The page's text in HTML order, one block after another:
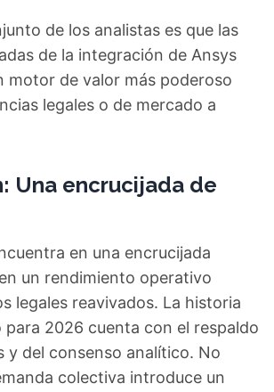
de los analistas es que las
de la integración de Ansys
motor de valor más poderoso
legales o de mercado a
Una encrucijada de
en una encrucijada
un rendimiento operativo
legales reavivados. La historia
para 2026 cuenta con el respaldo
y del consenso analítico. No
colectiva introduce un